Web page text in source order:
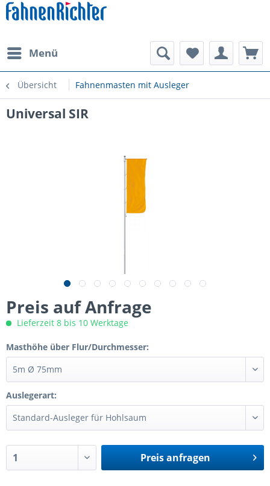
Menü
Übersicht Fahnenmasten mit Ausleger
Universal SIR
Preis auf Anfrage
Lieferzeit 8 bis 10 Werktage
Masthöhe über Flur/Durchmesser:
Auslegerart:
Preis anfragen